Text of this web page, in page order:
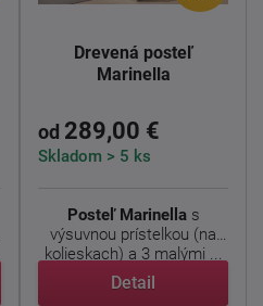
Drevená posteľ
Marinella
od 289,00 €
Skladom > 5 ks
Posteľ Marinellas
výsuvnou prístelkou (na
kolieskach) a 3 malými ...
Detail